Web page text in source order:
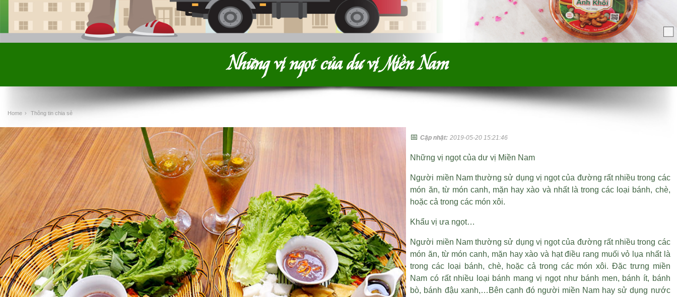
Những vị ngọt của dư vị Miền Nam
Home › Thông tin chia sẻ
📅Cập nhật: 2019-05-20 15:21:46
Những vị ngọt của dư vị Miền Nam
Người miền Nam thường sử dụng vị ngọt của đường rất nhiều trong các
món ăn, từ món canh, mặn hay xào và nhất là trong các loại bánh, chè,
hoặc cả trong các món xôi.
Khẩu vị ưa ngọt…
Người miền Nam thường sử dụng vị ngọt của đường rất nhiều trong các
món ăn, từ món canh, mặn hay xào và hạt điều rang muối vỏ lụa nhất là
trong các loại bánh, chè, hoặc cả trong các món xôi. Đặc trưng miền
Nam có rất nhiều loại bánh mang vị ngọt như bánh men, bánh ít, bánh
bò, bánh đậu xanh,…Bên cạnh đó người miền Nam hay sử dụng nước